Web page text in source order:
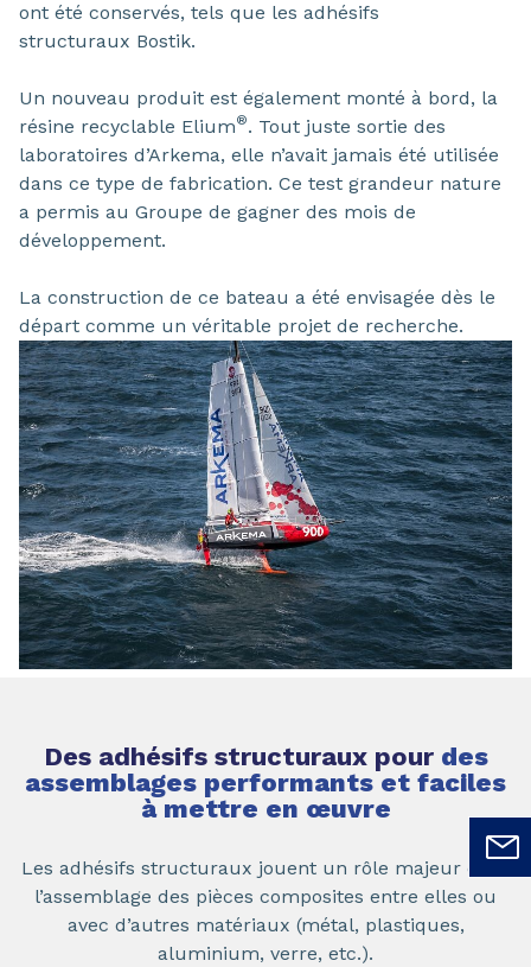
ont été conservés, tels que les adhésifs
structuraux Bostik.
Un nouveau produit est également monté à bord, la
résine recyclable Elium®. Tout juste sortie des
laboratoires d’Arkema, elle n’avait jamais été utilisée
dans ce type de fabrication. Ce test grandeur nature
a permis au Groupe de gagner des mois de
développement.
La construction de ce bateau a été envisagée dès le
départ comme un véritable projet de recherche.
Des adhésifs structuraux pour des
assemblages performants et faciles
à mettre en œuvre
Les adhésifs structuraux jouent un rôle majeur dans
l’assemblage des pièces composites entre elles ou
avec d’autres matériaux (métal, plastiques,
aluminium, verre, etc.).